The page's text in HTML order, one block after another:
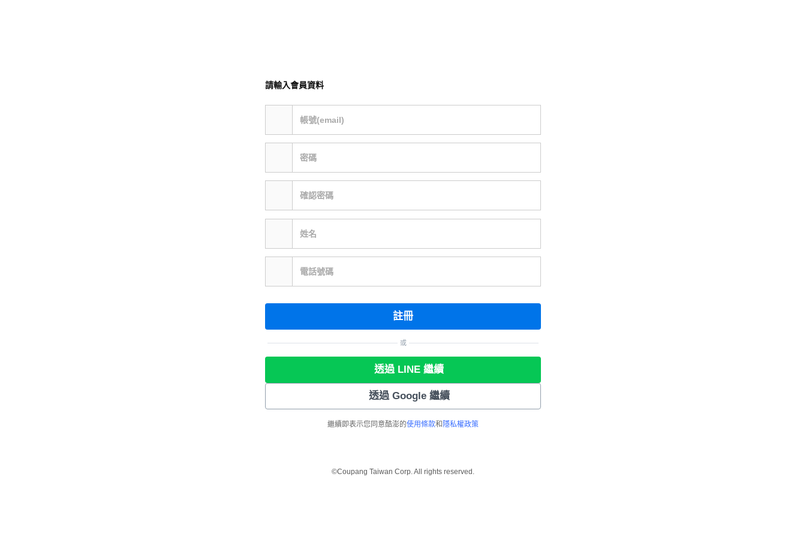
請輸入會員資料
帳號(email)
密碼
確認密碼
姓名
電話號碼
註冊
或
透過 LINE 繼續
透過 Google 繼續
繼續即表示您同意酷澎的使用條款和 隱私權政策
©Coupang Taiwan Corp. All rights reserved.